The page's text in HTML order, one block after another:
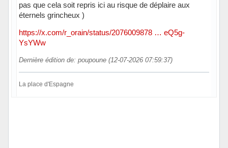
pas que cela soit repris ici au risque de déplaire aux
éternels grincheux )
https://x.com/r_orain/status/2076009878 … eQ5g-
YsYWw
Dernière édition de: poupoune (12-07-2026 07:59:37)
La place d'Espagne